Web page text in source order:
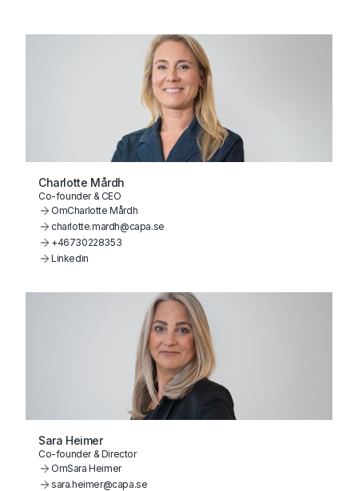
Charlotte Mårdh
Co-founder & CEO
OmCharlotte Mårdh
charlotte.mardh@capa.se
+46730228353
Linkedin
Sara Heimer
Co-founder & Director
OmSara Heimer
sara.heimer@capa.se